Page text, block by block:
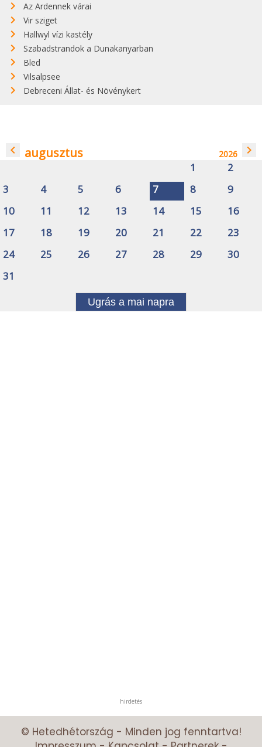
Az Ardennek várai
Vir sziget
Hallwyl vízi kastély
Szabadstrandok a Dunakanyarban
Bled
Vilsalpsee
Debreceni Állat- és Növénykert
navigate_before augusztus 2026 navigate_next
1
2
3
4 5 6 7 8
9
10
11 12 13 14 15
16
17
18 19 20 21 22
23
24
25 26 27 28 29
30
31
Ugrás a mai napra
hirdetés
© Hetedhétország - Minden jog fenntartva!